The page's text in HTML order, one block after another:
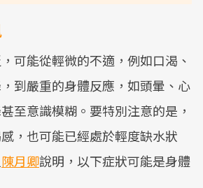
可能從輕微的不適，例如口渴、
到嚴重的身體反應，如頭暈、心
至意識模糊。要特別注意的是，
，也可能已經處於輕度缺水狀
陳月卿說明，以下症狀可能是身體